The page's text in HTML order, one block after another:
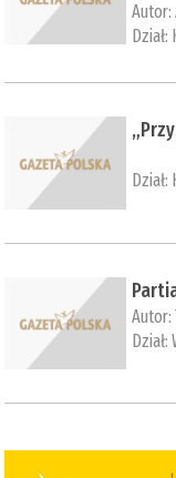
Autor:
Dział:
Dział:
Autor:
Dział: